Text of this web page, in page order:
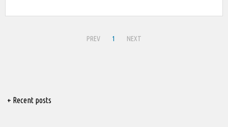
PREV 1 NEXT
+ Recent posts